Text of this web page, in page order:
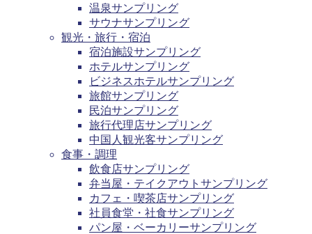
温泉サンプリング
サウナサンプリング
観光・旅行・宿泊
宿泊施設サンプリング
ホテルサンプリング
ビジネスホテルサンプリング
旅館サンプリング
民泊サンプリング
旅行代理店サンプリング
中国人観光客サンプリング
食事・調理
飲食店サンプリング
弁当屋・テイクアウトサンプリング
カフェ・喫茶店サンプリング
社員食堂・社食サンプリング
パン屋・ベーカリーサンプリング